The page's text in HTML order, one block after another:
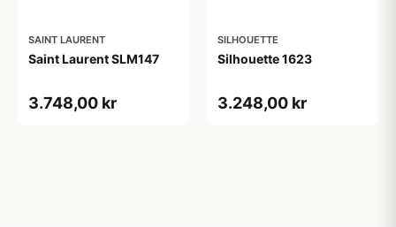
SAINT LAURENT
Saint Laurent SLM147
3.748,00 kr
SILHOUETTE
Silhouette 1623
3.248,00 kr